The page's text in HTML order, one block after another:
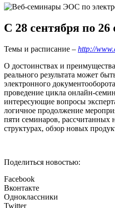
C 28 сентября по
Темы и расписание – http://
О достоинствах и
реального результата может
электронного
проведение цикла онлайн-
интересующие вопросы
логичное продолжение
пяти семинаров,
структурах, обзор новых
Поделиться новостью:
Facebook
Вконтакте
Одноклассники
Twitter